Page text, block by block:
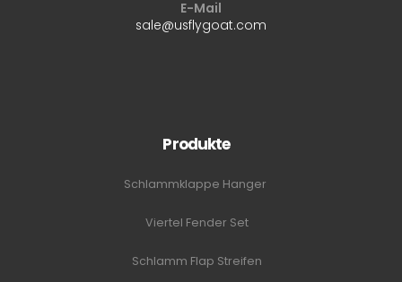
E-Mail
sale@usflygoat.com
Produkte
Schlammklappe Hanger
Viertel Fender Set
Schlamm Flap Streifen